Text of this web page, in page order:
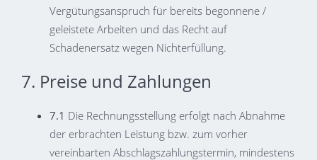
Vergütungsanspruch für bereits begonnene /
geleistete Arbeiten und das Recht auf
Schadenersatz wegen Nichterfüllung.
7. Preise und Zahlungen
7.1 Die Rechnungsstellung erfolgt nach Abnahme
der erbrachten Leistung bzw. zum vorher
vereinbarten Abschlagszahlungstermin, mindestens